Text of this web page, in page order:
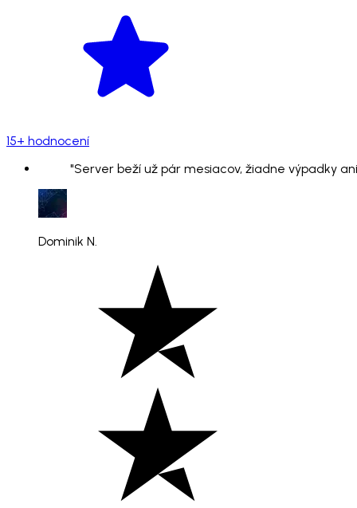
15+ hodnocení
"Server beží už pár mesiacov, žiadne výpadky
Dominik N.